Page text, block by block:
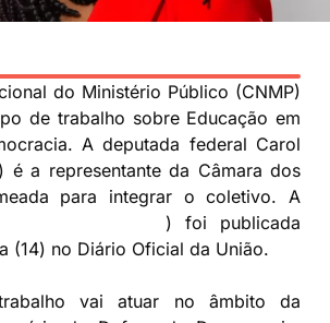
do Ministério Público (CNMP)
de trabalho sobre Educação em
A deputada federal Carol
é a representante da Câmara dos
para integrar o coletivo. A
) foi publicada
(14) no Diário Oficial da União.
vai atuar no âmbito da